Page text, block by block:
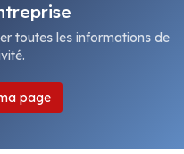
toutes les informations de
page